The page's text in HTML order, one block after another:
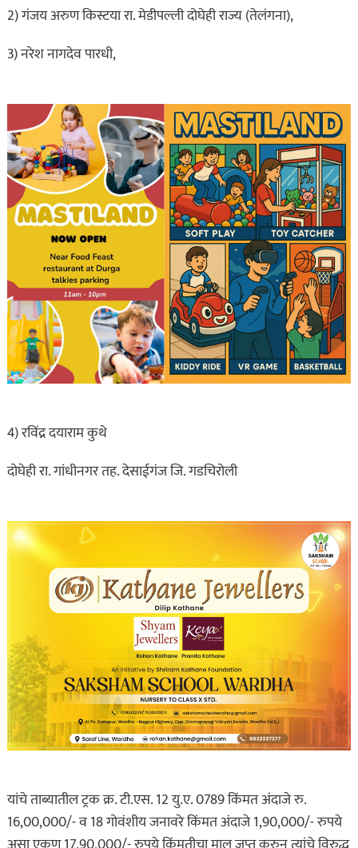
2) गंजय अरुण किस्टया रा. मेडीपल्ली दोघेही राज्य (तेलंगना),
3) नरेश नागदेव पारधी,
4) रविंद्र दयाराम कुथे
दोघेही रा. गांधीनगर तह. देसाईगंज जि. गडचिरोली
यांचे ताब्यातील ट्रक क्र. टी.एस. 12 यु.ए. 0789 किंमत अंदाजे रु.
16,00,000/- व 18 गोवंशीय जनावरे किंमत अंदाजे 1,90,000/- रुपये